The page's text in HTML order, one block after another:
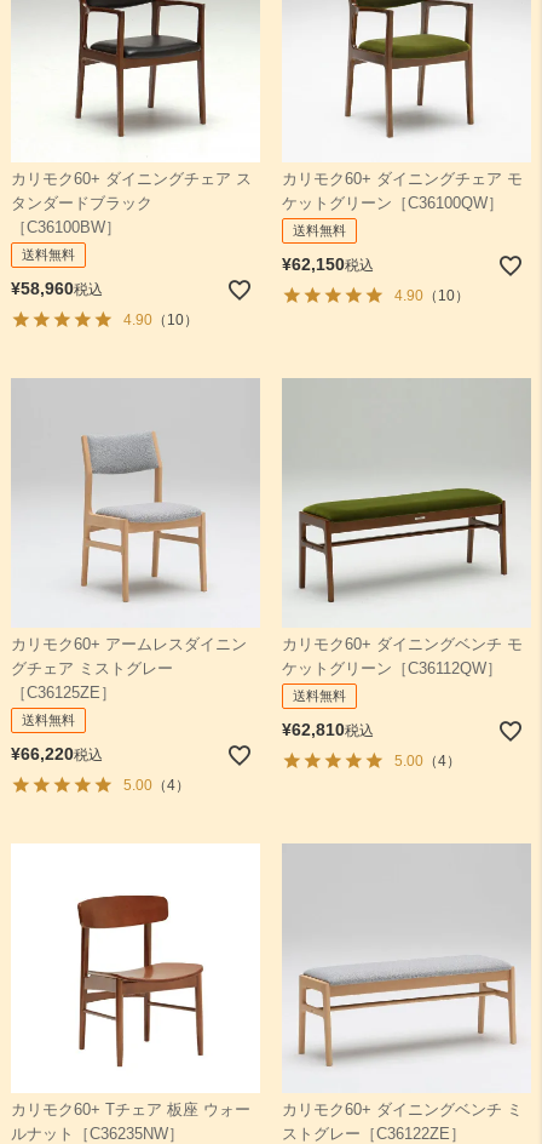
カリモク60+ ダイニングチェア ス
タンダードブラック
［C36100BW］
送料無料
¥58,960税込
4.90（10）
カリモク60+ ダイニングチェア モ
ケットグリーン［C36100QW］
送料無料
¥62,150税込
4.90（10）
カリモク60+ アームレスダイニン
グチェア ミストグレー
［C36125ZE］
送料無料
¥66,220税込
5.00（4）
カリモク60+ ダイニングベンチ モ
ケットグリーン［C36112QW］
送料無料
¥62,810税込
5.00（4）
カリモク60+ Tチェア 板座 ウォー
ルナット［C36235NW］
カリモク60+ ダイニングベンチ ミ
ストグレー［C36122ZE］